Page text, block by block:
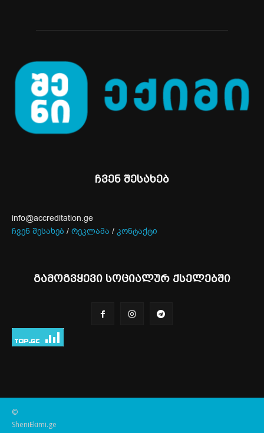
ჩვენ შესახებ
info@accreditation.ge
ჩვენ შესახებ / რეკლამა / კონტაქტი
გამოგვყევი სოციალურ ქსელებში
©
SheniEkimi.ge